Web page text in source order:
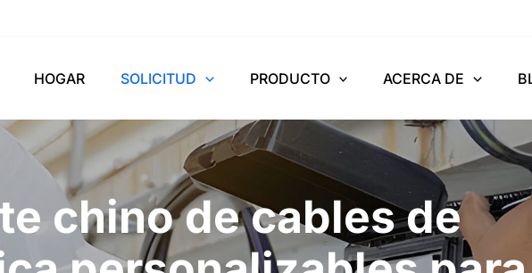
HOGAR SOLICITUD PRODUCTO ACERCA DE
chino de cables de